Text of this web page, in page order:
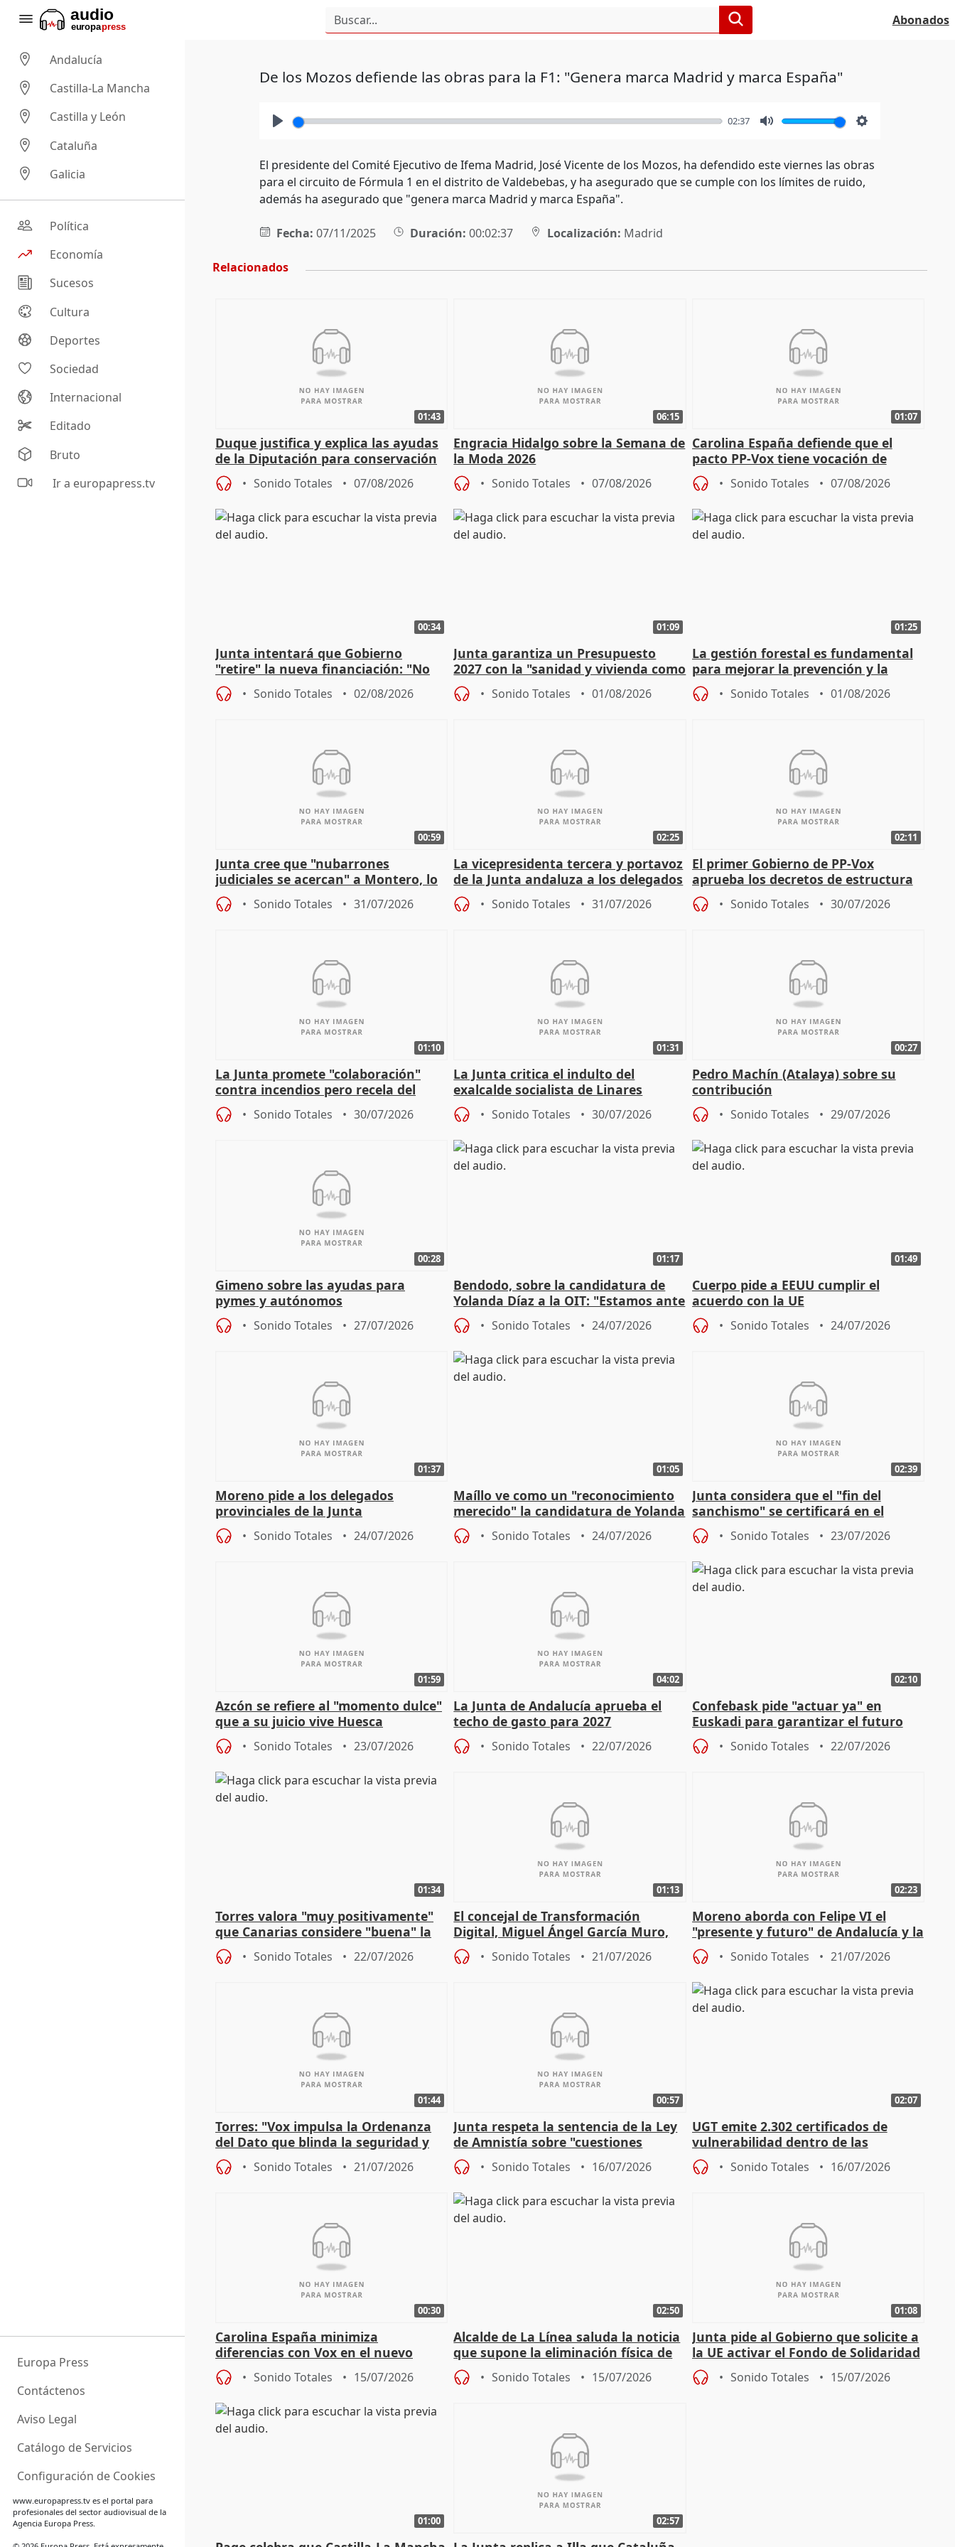
Abonados
Andalucía
Castilla-La Mancha
Castilla y León
Cataluña
Galicia
Política
Economía
Sucesos
Cultura
Deportes
Sociedad
Internacional
Editado
Bruto
Ir a europapress.tv
Europa Press
Contáctenos
Aviso Legal
Catálogo de Servicios
Configuración de Cookies
www.europapress.tves el portal para
profesionales del sector audiovisual de la
Agencia Europa Press.
De los Mozos defiende las obras para la F1: "Genera marca Madrid y marca España"
02:37
El presidente del Comité Ejecutivo de Ifema Madrid, José Vicente de los Mozos, ha defendido este viernes las obras
para el circuito de Fórmula 1 en el distrito de Valdebebas, y ha asegurado que se cumple con los límites de ruido,
además ha asegurado que "genera marca Madrid y marca España".
Fecha: 07/11/2025 Duración: 00:02:37 Localización: Madrid
Relacionados
01:43
Duque justifica y explica las ayudas
de la Diputación para conservación
del patrimonio
Sonido Totales 07/08/2026
06:15
Engracia Hidalgo sobre la Semana de
la Moda 2026
Sonido Totales 07/08/2026
01:07
Carolina España defiende que el
pacto PP-Vox tiene vocación de
"durar toda la legislatura"
Sonido Totales 07/08/2026
00:34
Junta intentará que Gobierno
"retire" la nueva financiación: "No
puede ser saqueo a las arcas"
Sonido Totales 02/08/2026
01:09
Junta garantiza un Presupuesto
2027 con la "sanidad y vivienda como
prioridades"
Sonido Totales 01/08/2026
01:25
La gestión forestal es fundamental
para mejorar la prevención y la
actuación frente a incendios
Sonido Totales 01/08/2026
00:59
Junta cree que "nubarrones
judiciales se acercan" a Montero, lo
que la lleva a estar en el "ruido pe
Sonido Totales 31/07/2026
02:25
La vicepresidenta tercera y portavoz
de la Junta andaluza a los delegados
territoriales en Málaga
Sonido Totales 31/07/2026
02:11
El primer Gobierno de PP-Vox
aprueba los decretos de estructura
de sus consejerías
Sonido Totales 30/07/2026
01:10
La Junta promete "colaboración"
contra incendios pero recela del
pacto de Estado de Sánchez
Sonido Totales 30/07/2026
01:31
La Junta critica el indulto del
exalcalde socialista de Linares
"condenado por corrupción"
Sonido Totales 30/07/2026
00:27
Pedro Machín (Atalaya) sobre su
contribución
Sonido Totales 29/07/2026
00:28
Gimeno sobre las ayudas para
pymes y autónomos
Sonido Totales 27/07/2026
01:17
Bendodo, sobre la candidatura de
Yolanda Díaz a la OIT: "Estamos ante
un plan de evacuación"
Sonido Totales 24/07/2026
01:49
Cuerpo pide a EEUU cumplir el
acuerdo con la UE
Sonido Totales 24/07/2026
01:37
Moreno pide a los delegados
provinciales de la Junta
"determinación para afrontar los
retos", diálog
Sonido Totales 24/07/2026
01:05
Maíllo ve como un "reconocimiento
merecido" la candidatura de Yolanda
Díaz a la OIT
Sonido Totales 24/07/2026
02:39
Junta considera que el "fin del
sanchismo" se certificará en el
Congreso con la "caída" del techo de
Sonido Totales 23/07/2026
01:59
Azcón se refiere al "momento dulce"
que a su juicio vive Huesca
Sonido Totales 23/07/2026
04:02
La Junta de Andalucía aprueba el
techo de gasto para 2027
Sonido Totales 22/07/2026
02:10
Confebask pide "actuar ya" en
Euskadi para garantizar el futuro
con un pacto de país
Sonido Totales 22/07/2026
01:34
Torres valora "muy positivamente"
que Canarias considere "buena" la
propuesta del CPFF
Sonido Totales 22/07/2026
01:13
El concejal de Transformación
Digital, Miguel Ángel García Muro,
sobre la Ordenanza del Dato
Sonido Totales 21/07/2026
02:23
Moreno aborda con Felipe VI el
"presente y futuro" de Andalucía y la
preocupación por los incendios
Sonido Totales 21/07/2026
01:44
Torres: "Vox impulsa la Ordenanza
del Dato que blinda la seguridad y
los derechos ante al control"
Sonido Totales 21/07/2026
00:57
Junta respeta la sentencia de la Ley
de Amnistía sobre "cuestiones
técnicas" que "no avalan la const
Sonido Totales 16/07/2026
02:07
UGT emite 2.302 certificados de
vulnerabilidad dentro de las
solicitudes de regulación C-LM
Sonido Totales 16/07/2026
00:30
Carolina España minimiza
diferencias con Vox en el nuevo
Gobierno: "Lo importante es que sea
una legSonido Totales 15/07/2026
02:50
Alcalde de La Línea saluda la noticia
que supone la eliminación física de
la Verja de Gibraltar
Sonido Totales 15/07/2026
01:08
Junta pide al Gobierno que solicite a
la UE activar el Fondo de Solidaridad
para afrontar daños del
Sonido Totales 15/07/2026
01:00 02:57